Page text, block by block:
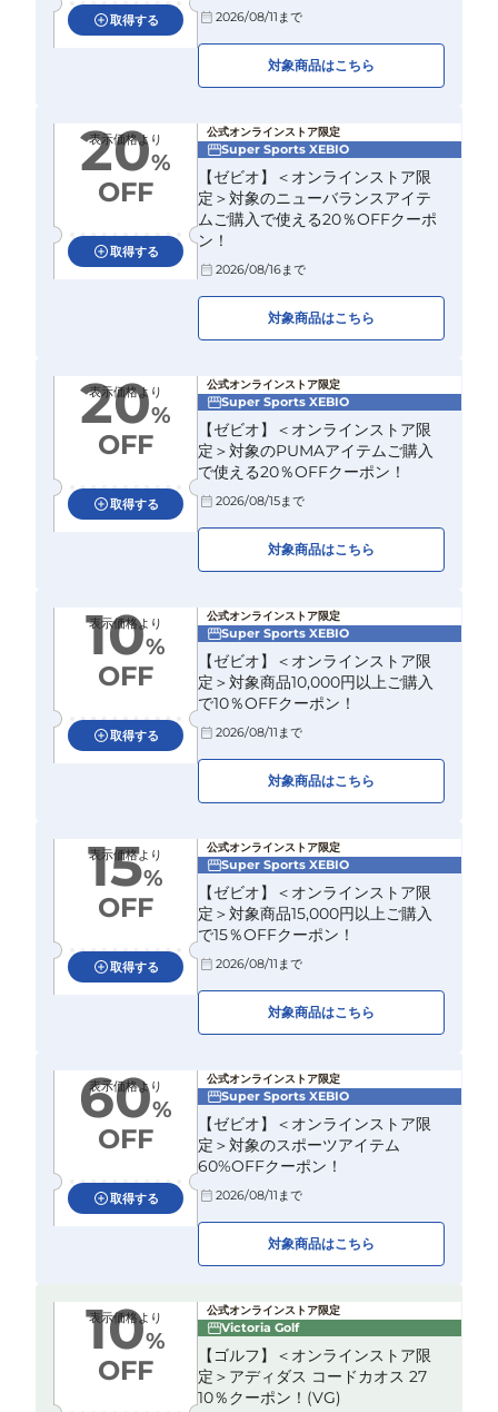
取得する 2026/08/11 まで
対象商品はこちら
表示価格より
20%
OFF
取得する
公式オンラインストア限定
Super Sports XEBIO
【ゼビオ】＜オンラインストア限
定＞対象のニューバランスアイテ
ムご購入で使える20％OFFクーポ
ン！
2026/08/16まで
対象商品はこちら
表示価格より
20%
OFF
取得する
公式オンラインストア限定
Super Sports XEBIO
【ゼビオ】＜オンラインストア限
定＞対象のPUMAアイテムご購入
で使える20％OFFクーポン！
2026/08/15まで
対象商品はこちら
表示価格より
10%
OFF
取得する
公式オンラインストア限定
Super Sports XEBIO
【ゼビオ】＜オンラインストア限
定＞対象商品10,000円以上ご購入
で10％OFFクーポン！
2026/08/11 まで
対象商品はこちら
表示価格より
15%
OFF
取得する
公式オンラインストア限定
Super Sports XEBIO
【ゼビオ】＜オンラインストア限
定＞対象商品15,000円以上ご購入
で15％OFFクーポン！
2026/08/11 まで
対象商品はこちら
表示価格より
60%
OFF
取得する
公式オンラインストア限定
Super Sports XEBIO
【ゼビオ】＜オンラインストア限
定＞対象のスポーツアイテム
60%OFFクーポン！
2026/08/11 まで
対象商品はこちら
表示価格より
10%
OFF
公式オンラインストア限定
Victoria Golf
【ゴルフ】＜オンラインストア限
定＞アディダス コードカオス 27
10％クーポン！(VG)